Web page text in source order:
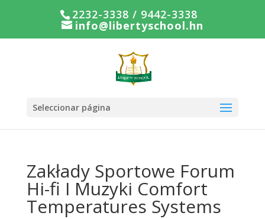
2232-3338 / 9442-3338
info@libertyschool.hn
Seleccionar página
Zakłady Sportowe Forum
Hi-fi I Muzyki Comfort
Temperatures Systems